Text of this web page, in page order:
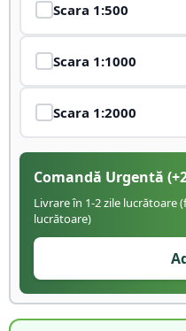
Scara 1:500
Scara 1:1000
Scara 1:2000
Comandă Urgentă (+
Livrare în 1-2 zile lucrătoare
lucrătoare)